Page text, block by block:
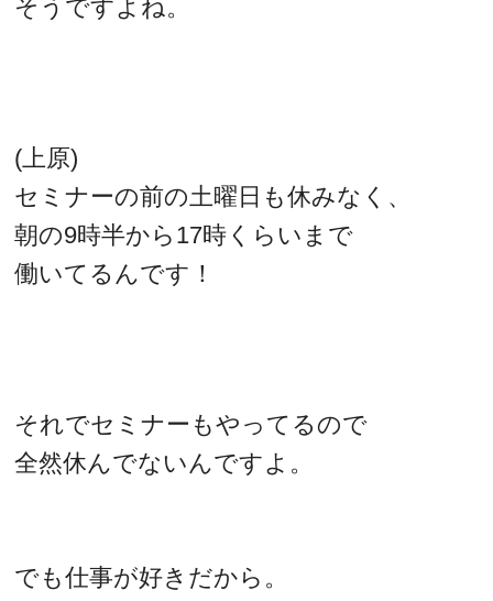
そうですよね。
(上原)
セミナーの前の土曜日も休みなく、
朝の9時半から17時くらいまで
働いてるんです！
それでセミナーもやってるので
全然休んでないんですよ。
でも仕事が好きだから。